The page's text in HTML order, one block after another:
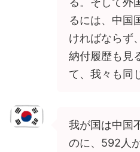
るには、中国
ければならず
納付履歴も見
て、我々も同
我が国は中国
のに、592人